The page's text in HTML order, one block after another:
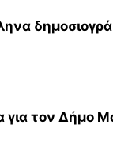
για τον Δήμο